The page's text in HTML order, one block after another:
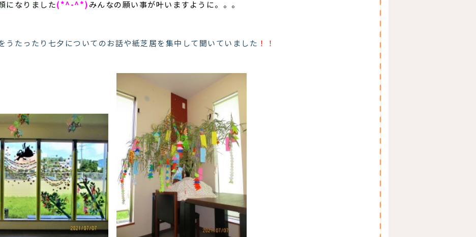
になりました(*^-^*)みんなの願い事が叶いますように。。。
うたったり七夕についてのお話や紙芝居を集中して聞いていました ！！